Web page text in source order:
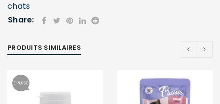
chats
Share:
PRODUITS SIMILAIRES
EPUISÉ